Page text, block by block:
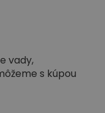
vady,
s kúpou